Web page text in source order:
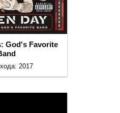
God's Favorite
2017